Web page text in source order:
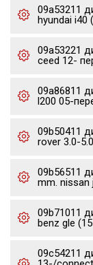
09a53211
hyundai
09a53221
ceed 12-
09a86811
l200 05-
09b50411
rover 3.0-
09b56511
mm.
09b71011
benz gle
09c54211